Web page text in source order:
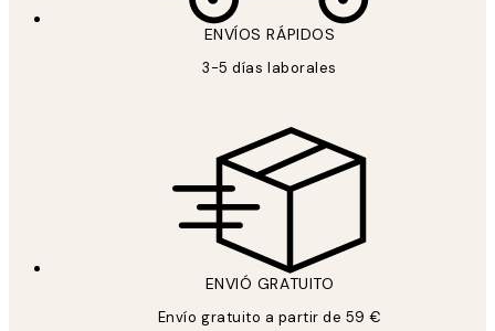
ENVÍOS RÁPIDOS
3-5 días laborales
ENVIÓ GRATUITO
Envío gratuito a partir de 59 €